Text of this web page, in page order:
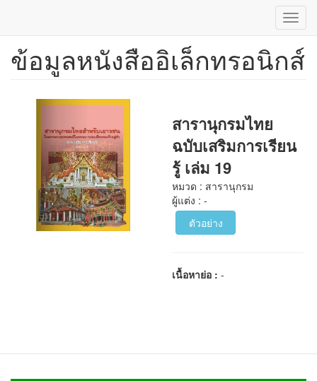
ข้าม
ข้อมูลหนังสืออิเล็กทรอนิกส์
สารานุกรมไทย
ฉบับเสริมการเรียน
รู้ เล่ม 19
หมวด : สารานุกรม
ผู้แต่ง : -
ตัวอย่าง
เนื้อหาย่อ :-